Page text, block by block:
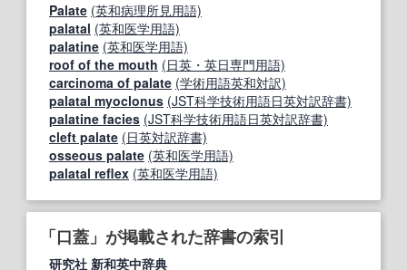
Palate (英和病理所見用語)
palatal (英和医学用語)
palatine (英和医学用語)
roof of the mouth (日英・英日専門用語)
carcinoma of palate (学術用語英和対訳)
palatal myoclonus (JST科学技術用語日英対訳辞書)
palatine facies (JST科学技術用語日英対訳辞書)
cleft palate (日英対訳辞書)
osseous palate (英和医学用語)
palatal reflex (英和医学用語)
「口蓋」が掲載された辞書の索引
研究社 新和英中辞典